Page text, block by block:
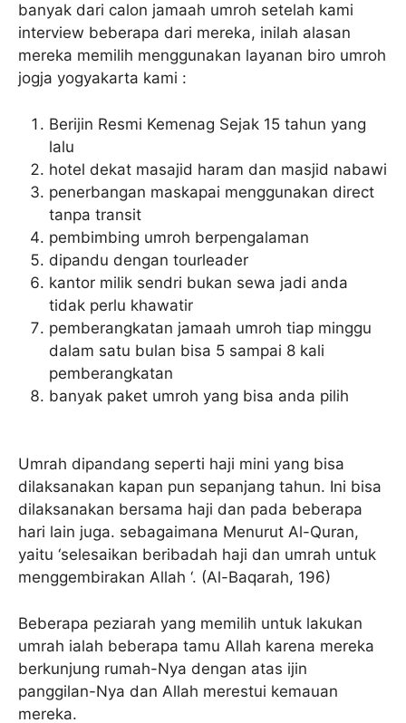
banyak dari calon jamaah umroh setelah kami
interview beberapa dari mereka, inilah alasan
mereka memilih menggunakan layanan biro umroh
jogja yogyakarta kami :
Berijin Resmi Kemenag Sejak 15 tahun yang
lalu
hotel dekat masajid haram dan masjid nabawi
penerbangan maskapai menggunakan direct
tanpa transit
pembimbing umroh berpengalaman
dipandu dengan tourleader
kantor milik sendri bukan sewa jadi anda
tidak perlu khawatir
pemberangkatan jamaah umroh tiap minggu
dalam satu bulan bisa 5 sampai 8 kali
pemberangkatan
banyak paket umroh yang bisa anda pilih
Umrah dipandang seperti haji mini yang bisa
dilaksanakan kapan pun sepanjang tahun. Ini bisa
dilaksanakan bersama haji dan pada beberapa
hari lain juga. sebagaimana Menurut Al-Quran,
yaitu ‘selesaikan beribadah haji dan umrah untuk
menggembirakan Allah ‘. (Al-Baqarah, 196)
Beberapa peziarah yang memilih untuk lakukan
umrah ialah beberapa tamu Allah karena mereka
berkunjung rumah-Nya dengan atas ijin
panggilan-Nya dan Allah merestui kemauan
mereka.